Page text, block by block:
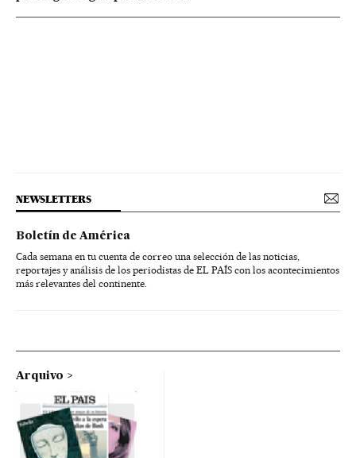
NEWSLETTERS
Boletín de América
Cada semana en tu cuenta de correo una selección de las noticias,
reportajes y análisis de los periodistas de EL PAÍS con los acontecimientos
más relevantes del continente.
Arquivo